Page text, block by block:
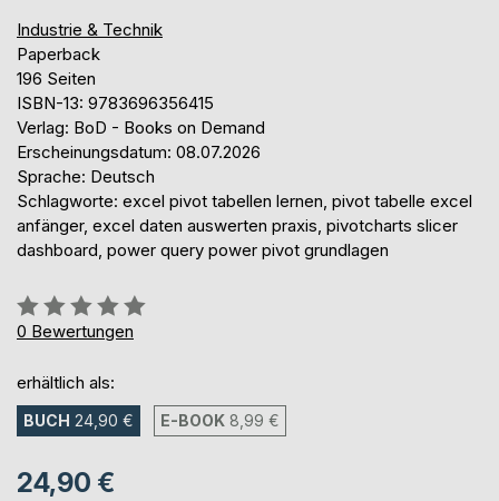
Industrie & Technik
Paperback
196 Seiten
ISBN-13: 9783696356415
Verlag: BoD - Books on Demand
Erscheinungsdatum: 08.07.2026
Sprache: Deutsch
Schlagworte: excel pivot tabellen lernen, pivot tabelle excel
anfänger, excel daten auswerten praxis, pivotcharts slicer
dashboard, power query power pivot grundlagen
Bewertung::
0%
0 Bewertungen
erhältlich als:
BUCH 24,90 € E-BOOK 8,99 €
24,90 €